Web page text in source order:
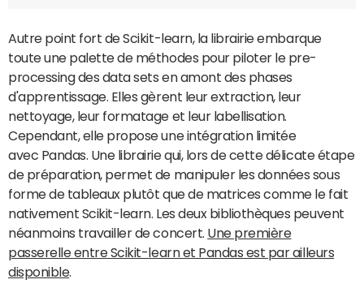
Autre point fort de Scikit-learn, la librairie embarque
toute une palette de méthodes pour piloter le pre-
processing des data sets en amont des phases
d'apprentissage. Elles gèrent leur extraction, leur
nettoyage, leur formatage et leur labellisation.
Cependant, elle propose une intégration limitée
avec Pandas. Une librairie qui, lors de cette délicate étape
de préparation, permet de manipuler les données sous
forme de tableaux plutôt que de matrices comme le fait
nativement Scikit-learn. Les deux bibliothèques peuvent
néanmoins travailler de concert. Une première
passerelle entre Scikit-learn et Pandas est par ailleurs
disponible.